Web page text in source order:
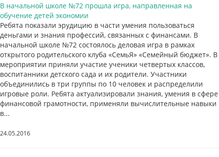
В начальной школе №72 прошла игра, направленная на
обучение детей экономии
Ребята показали эрудицию в части умения пользоваться
деньгами и знания профессий, связанных с финансами. В
начальной школе №72 состоялось деловая игра в рамках
открытого родительского клуба «СемьЯ» «Семейный бюджет». В
мероприятии приняли участие ученики четвертых классов,
воспитанники детского сада и их родители. Участники
объединились в три группы по 10 человек и распределили
игровые роли. Ребята актуализировали знания, умения в сфере
финансовой грамотности, применяли вычислительные навыки
в...
24.05.2016